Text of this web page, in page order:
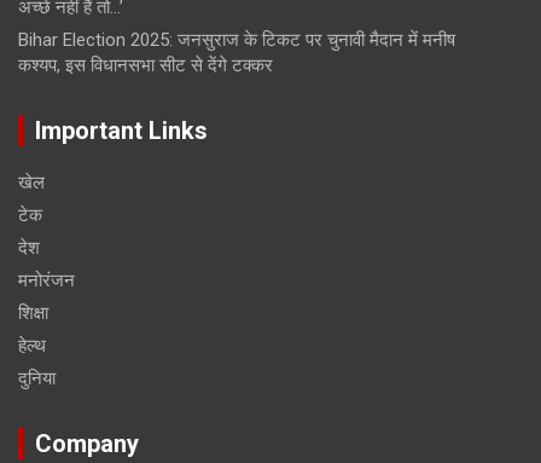
अच्छे नहीं हैं तो…’
Bihar Election 2025: जनसुराज के टिकट पर चुनावी मैदान में मनीष
कश्यप, इस विधानसभा सीट से देंगे टक्कर
Important Links
खेल
टेक
देश
मनोरंजन
शिक्षा
हेल्‍थ
दुनिया
Company